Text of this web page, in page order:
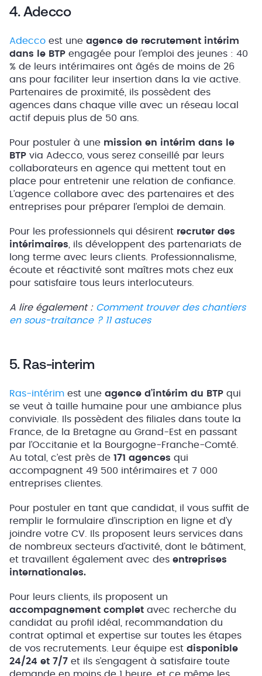
4. Adecco
Adecco est une agence de recrutement intérim
dans le BTP engagée pour l’emploi des jeunes : 40
% de leurs intérimaires ont âgés de moins de 26
ans pour faciliter leur insertion dans la vie active.
Partenaires de proximité, ils possèdent des
agences dans chaque ville avec un réseau local
actif depuis plus de 50 ans.
Pour postuler à une mission en intérim dans le
BTP via Adecco, vous serez conseillé par leurs
collaborateurs en agence qui mettent tout en
place pour entretenir une relation de confiance.
L’agence collabore avec des partenaires et des
entreprises pour préparer l’emploi de demain.
Pour les professionnels qui désirent recruter des
intérimaires , ils développent des partenariats de
long terme avec leurs clients. Professionnalisme,
écoute et réactivité sont maîtres mots chez eux
pour satisfaire tous leurs interlocuteurs.
A lire également : Comment trouver des chantiers
en sous-traitance ? 11 astuces
5. Ras-interim
Ras-intérim est une agence d’intérim du BTP qui
se veut à taille humaine pour une ambiance plus
conviviale. Ils possèdent des filiales dans toute la
France, de la Bretagne au Grand-Est en passant
par l’Occitanie et la Bourgogne-Franche-Comté.
Au total, c’est près de 171 agences qui
accompagnent 49 500 intérimaires et 7 000
entreprises clientes.
Pour postuler en tant que candidat, il vous suffit de
remplir le formulaire d’inscription en ligne et d’y
joindre votre CV. Ils proposent leurs services dans
de nombreux secteurs d’activité, dont le bâtiment,
et travaillent également avec des entreprises
internationales.
Pour leurs clients, ils proposent un
accompagnement complet avec recherche du
candidat au profil idéal, recommandation du
contrat optimal et expertise sur toutes les étapes
de vos recrutements. Leur équipe est disponible
24/24 et 7/7 et ils s’engagent à satisfaire toute